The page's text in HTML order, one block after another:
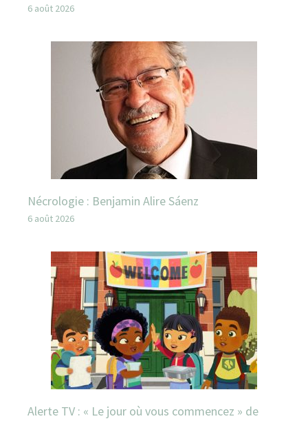
6 août 2026
Nécrologie : Benjamin Alire Sáenz
6 août 2026
Alerte TV : « Le jour où vous commencez » de